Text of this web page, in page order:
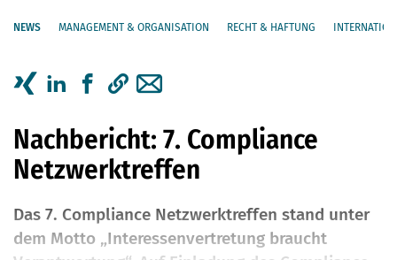
NEWS MANAGEMENT & ORGANISATION RECHT & HAFTUNG
Seiteninhalt
Nachbericht: 7. Compliance
Netzwerktreffen
Das 7. Compliance Netzwerktreffen stand unter
dem Motto „Interessenvertretung braucht